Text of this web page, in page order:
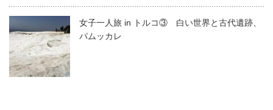
女子一人旅 in トルコ③ 白い世界と古代遺跡、
パムッカレ